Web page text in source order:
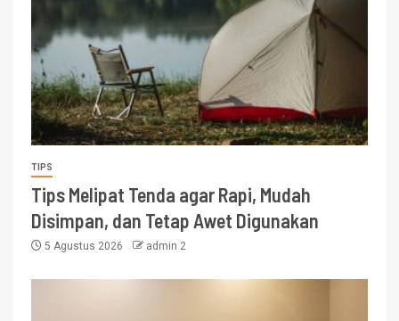
TIPS
Tips Melipat Tenda agar Rapi, Mudah
Disimpan, dan Tetap Awet Digunakan
5 Agustus 2026 admin 2